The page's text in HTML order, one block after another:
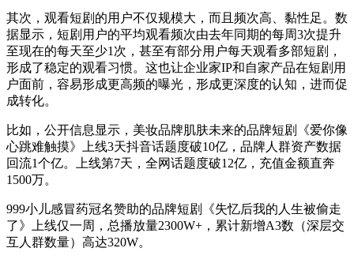
其次，观看短剧的用户不仅规模大，而且频次高、黏性足。数
据显示，短剧用户的平均观看频次由去年同期的每周3次提升
至现在的每天至少1次，甚至有部分用户每天观看多部短剧，
形成了稳定的观看习惯。这也让企业家IP和自家产品在短剧用
户面前，容易形成更高频的曝光，形成更深度的认知，进而促
成转化。
比如，公开信息显示，美妆品牌肌肤未来的品牌短剧《爱你像
心跳难触摸》上线3天抖音话题度破10亿，品牌人群资产数据
回流1个亿。上线第7天，全网话题度破12亿，充值金额直奔
1500万。
999小儿感冒药冠名赞助的品牌短剧《失忆后我的人生被偷走
了》上线仅一周，总播放量2300W+，累计新增A3数（深层交
互人群数量）高达320W。